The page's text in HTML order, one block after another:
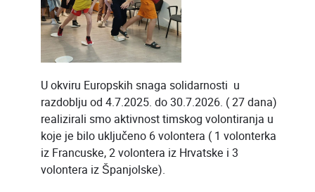
U okviru Europskih snaga solidarnosti u
razdoblju od 4.7.2025. do 30.7.2026. ( 27 dana)
realizirali smo aktivnost timskog volontiranja u
koje je bilo uključeno 6 volontera ( 1 volonterka
iz Francuske, 2 volontera iz Hrvatske i 3
volontera iz Španjolske).